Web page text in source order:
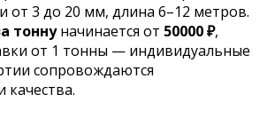
от 3 до 20 мм, длина 6–12 метров.
тоннуначинается от 50000 ₽,
от 1 тонны — индивидуальные
сопровождаются
качества.